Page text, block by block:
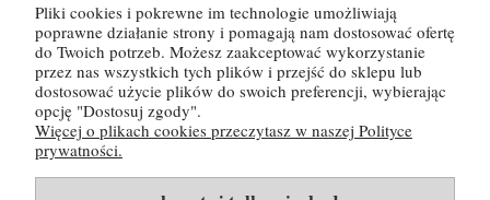
POMOC
MOJE KONTO
PŁATNOŚCI I DOSTAWA
Pliki cookies i pokrewne im technologie umożliwiają
poprawne działanie strony i pomagają nam dostosować ofertę
do Twoich potrzeb. Możesz zaakceptować wykorzystanie
przez nas wszystkich tych plików i przejść do sklepu lub
dostosować użycie plików do swoich preferencji, wybierając
opcję "Dostosuj zgody".
Więcej o plikach cookies przeczytasz w naszej Polityce
prywatności.